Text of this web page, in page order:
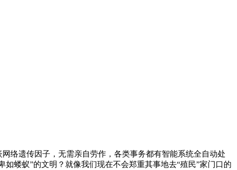
络遗传因子，无需亲自劳作，各类事务都有智能系统全自动处
蝼蚁”的文明？就像我们现在不会郑重其事地去“殖民”家门口的